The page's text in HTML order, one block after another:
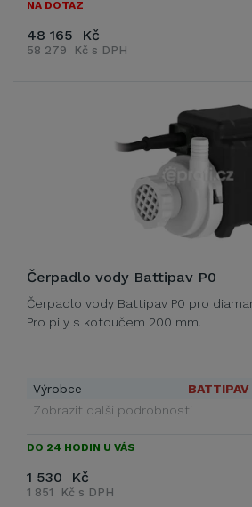
NA DOTAZ
48 165 Kč
58 279 Kč s DPH
Čerpadlo vody Battipav P0
Čerpadlo vody Battipav P0 pro
Pro pily s kotoučem 200 mm.
Výrobce
BATTIPAV
Zobrazit další podrobnosti
DO 24 HODIN U VÁS
1 530 Kč
1 851 Kč s DPH